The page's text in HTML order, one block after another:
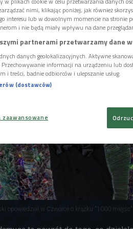
opowiedział w Czwórce o krążku "1000 miejsc"
nimi, klikając poniżej, jak również
interesu lub w dowolnym momencie na stronie
i nie będą miały wpływu na dane
partnerami przetwarzamy dane
danych geolokalizacyjnych. Aktywne
informacji na urządzeniu lub
i treści, badnie odbiorców i ulepszanie usług.
(dostawców)